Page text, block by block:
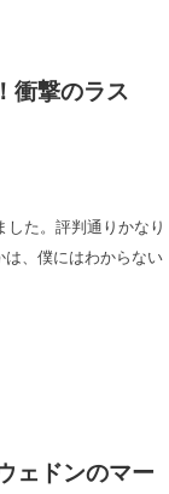
衝撃のラス
た。評判通りかなり
、僕にはわからない
ェドンのマー